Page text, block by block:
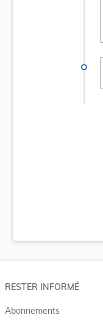
RESTER INFORMÉ
Abonnements